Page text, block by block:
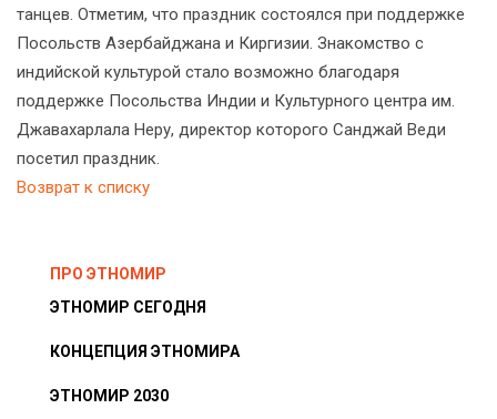
танцев. Отметим, что праздник состоялся при поддержке
Посольств Азербайджана и Киргизии. Знакомство с
индийской культурой стало возможно благодаря
поддержке Посольства Индии и Культурного центра им.
Джавахарлала Неру, директор которого Санджай Веди
посетил праздник.
Возврат к списку
ПРО ЭТНОМИР
ЭТНОМИР СЕГОДНЯ
КОНЦЕПЦИЯ ЭТНОМИРА
ЭТНОМИР 2030